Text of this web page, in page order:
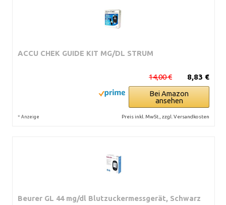
ACCU CHEK GUIDE KIT MG/DL STRUM
8,83 €
14,00 €
Bei Amazon
ansehen
* Anzeige Preis inkl. MwSt., zzgl. Versandkosten
Beurer GL 44 mg/dl Blutzuckermessgerät, Schwarz